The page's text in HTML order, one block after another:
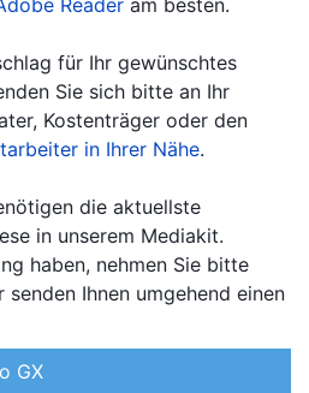
Reader am besten.
für Ihr gewünschtes
Sie sich bitte an Ihr
Kostenträger oder den
in Ihrer Nähe.
die aktuellste
in unserem Mediakit.
haben, nehmen Sie bitte
senden Ihnen umgehend einen
GX